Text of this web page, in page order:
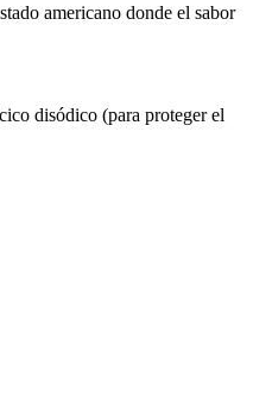
americano donde el sabor
disódico (para proteger el